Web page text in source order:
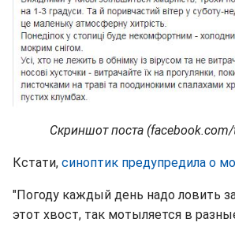
Скриншот поста
Кстати, синоптик предупредила о
"Погоду каждый день надо ловить
этот хвост, так мотыляется в